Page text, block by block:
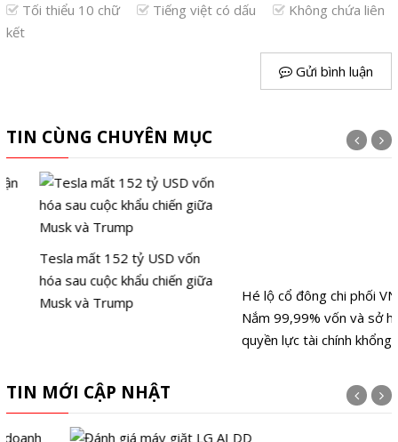
Tối thiểu 10 chữ Tiếng việt có dấu
Không chứa liên
kết
Gửi bình luận
TIN CÙNG CHUYÊN MỤC
Tesla mất 152 tỷ USD vốn
hóa sau cuộc khẩu chiến giữa
Musk và Trump
Hé lộ cổ đông chi phối VNPAY:
Nắm 99,99% vốn và sở hữu
quyền lực tài chính khổng lồ
TIN MỚI CẬP NHẬT